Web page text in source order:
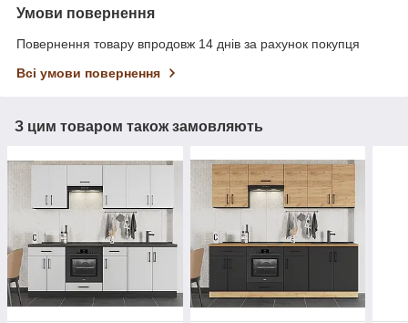
Умови повернення
Повернення товару впродовж 14 днів за рахунок покупця
Всі умови повернення
З цим товаром також замовляють